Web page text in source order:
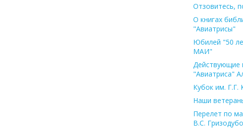
Отзовитесь,
О книгах
"Авиатрисы"
Юбилей "50
МАИ"
Действующие
"Авиатриса"
Кубок им. Г.Г.
Наши
Перелет по
В.С.